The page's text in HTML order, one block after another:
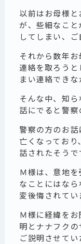
以前はお母様
が、些細なこ
してしまい、ご
それから数年
連絡を取ろう
まい連絡できな
そんな中、知
話にでると警察
警察の方のお
亡くなってお
話されたそうで
Ｍ様は、意地
なことにはな
変後悔されてい
Ｍ様に経緯を
明とナナフク
ご説明させてい